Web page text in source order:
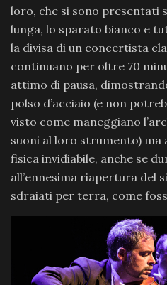
loro, che si sono presentati
lunga, lo sparato bianco e
la divisa di un concertista
continuano per oltre 70
attimo di pausa,
polso d’acciaio (e non
visto come maneggiano
suoni al loro strumento) ma
fisica invidiabile, anche se
all’ennesima riapertura del
sdraiati per terra, come